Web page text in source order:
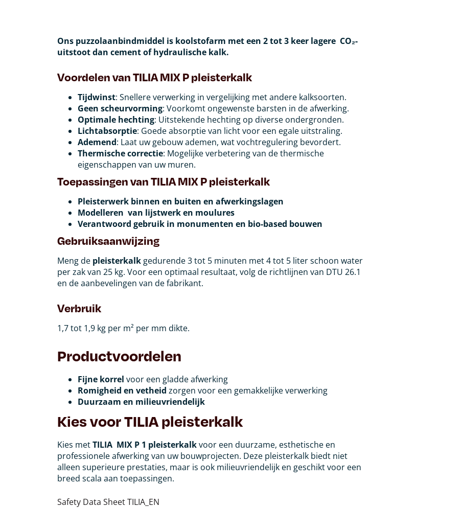
Ons puzzolaanbindmiddel is koolstofarm meteen 2tot3 keer lagere CO₂-
uitstootdan cementof hydraulische kalk.
Voordelen van TILIA MIX P pleisterkalk
Tijdwinst: Snellere verwerking in vergelijking met andere kalksoorten.
Geen scheurvorming: Voorkomt ongewenste barsten in de afwerking.
Optimale hechting: Uitstekende hechting op diverse ondergronden.
Lichtabsorptie: Goede absorptie van licht voor een egale uitstraling.
Ademend: Laat uw gebouw ademen, wat vochtregulering bevordert.
Thermische correctie: Mogelijke verbetering van de thermische
eigenschappen van uw muren.
Toepassingen van TILIA MIX P pleisterkalk
Pleisterwerk binnen en buiten en afwerkingslagen
Modelleren van lijstwerk en moulures
Verantwoord gebruik in monumenten en bio-based bouwen
Gebruiksaanwijzing
Meng de pleisterkalk gedurende 3 tot 5 minuten met 4 tot 5 liter schoon water
per zak van 25 kg. Voor een optimaal resultaat, volg de richtlijnen van DTU 26.1
en de aanbevelingen van de fabrikant.
Verbruik
1,7 tot 1,9 kg per m² per mm dikte.
Productvoordelen
Fijne korrel voor een gladde afwerking
Romigheid en vetheid zorgen voor een gemakkelijke verwerking
Duurzaam en milieuvriendelijk
Kies voor TILIA pleisterkalk
Kies metTILIA MIX P 1 pleisterkalkvoor een duurzame, esthetische en
professionele afwerking van uw bouwprojecten. Deze pleisterkalk biedt niet
alleen superieure prestaties, maar is ook milieuvriendelijk en geschikt voor een
breed scala aan toepassingen.
Safety Data Sheet TILIA_EN